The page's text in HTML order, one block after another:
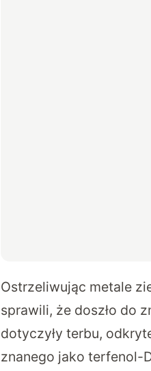
Ostrzeliwując metale
sprawili, że doszło do
dotyczyły terbu,
znanego jako terfenol-